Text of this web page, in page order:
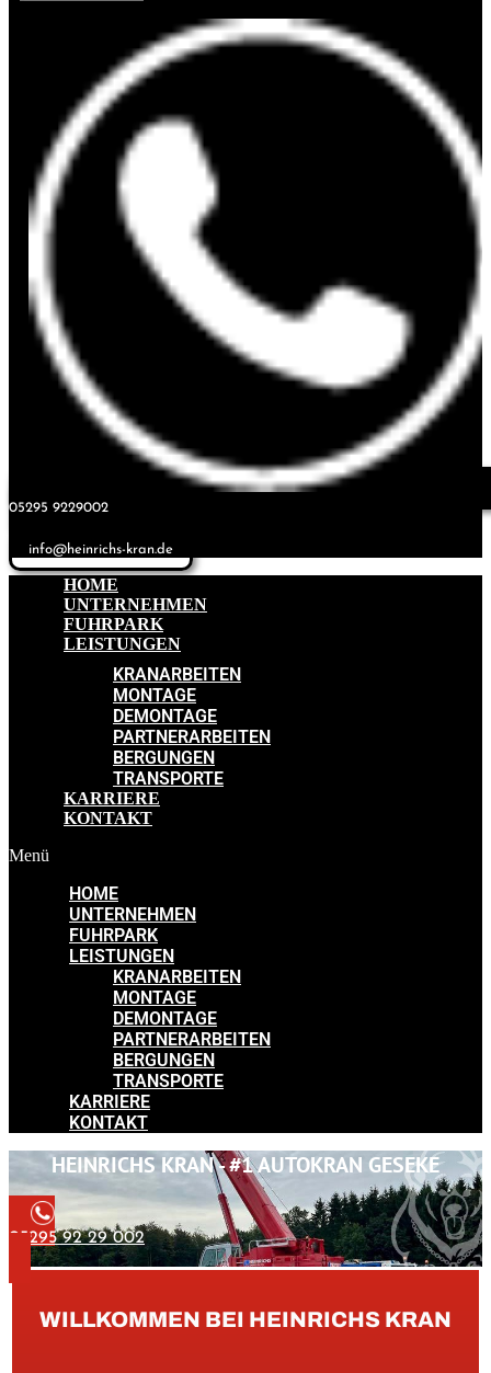
05295 9229002
info@heinrichs-kran.de
HOME
UNTERNEHMEN
FUHRPARK
LEISTUNGEN
KRANARBEITEN
MONTAGE
DEMONTAGE
PARTNERARBEITEN
BERGUNGEN
TRANSPORTE
KARRIERE
KONTAKT
Menü
HOME
UNTERNEHMEN
FUHRPARK
LEISTUNGEN
KRANARBEITEN
MONTAGE
DEMONTAGE
PARTNERARBEITEN
BERGUNGEN
TRANSPORTE
KARRIERE
KONTAKT
HEINRICHS KRAN - #1 AUTOKRAN GESEKE
05295 92 29 002
WILLKOMMEN BEI HEINRICHS KRAN